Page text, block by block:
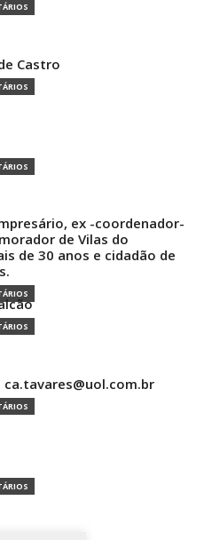
Castro
ex -coordenador-
de Vilas do
de 30 anos e cidadão de
ca.tavares@uol.com.br